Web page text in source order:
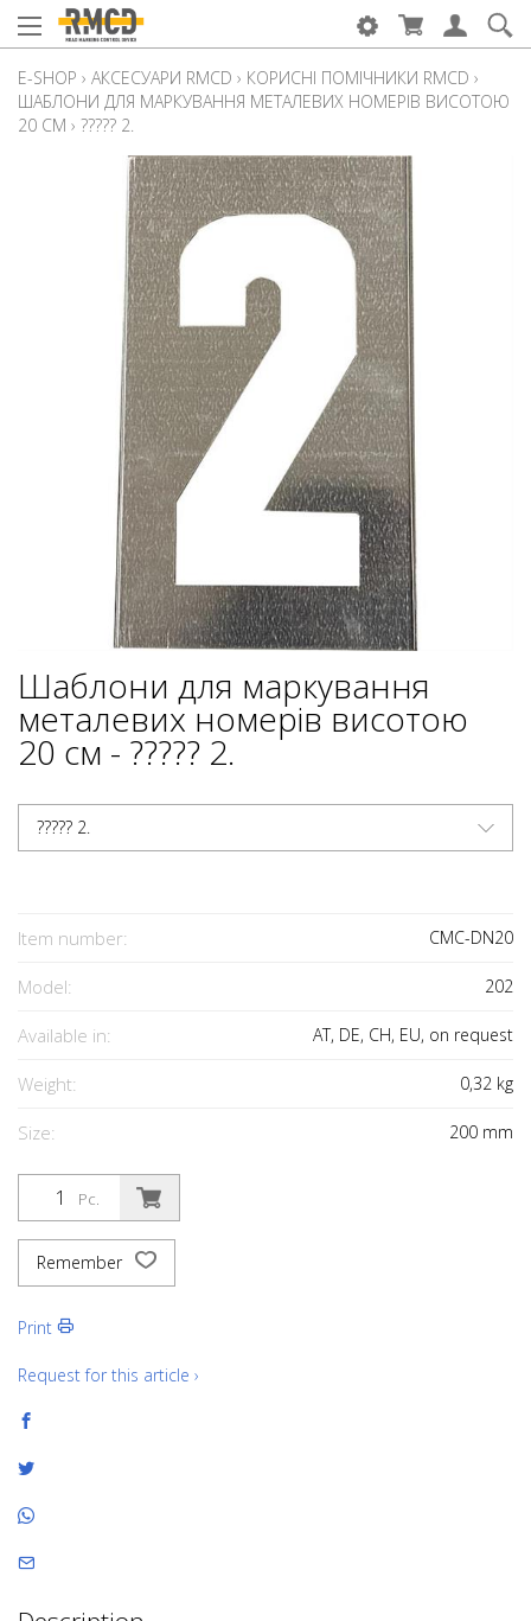
E-SHOP › АКСЕСУАРИ RMCD › КОРИСНІ ПОМІЧНИКИ RMCD ›
ШАБЛОНИ ДЛЯ МАРКУВАННЯ МЕТАЛЕВИХ НОМЕРІВ ВИСОТОЮ
20 СМ › ????? 2.
Шаблони для маркування
металевих номерів висотою
20 см - ????? 2.
????? 2.
Item number: CMC-DN20
Model: 202
Available in: AT, DE, CH, EU, on request
Weight: 0,32 kg
Size: 200 mm
Pc.
Remember
Print
Request for this article ›